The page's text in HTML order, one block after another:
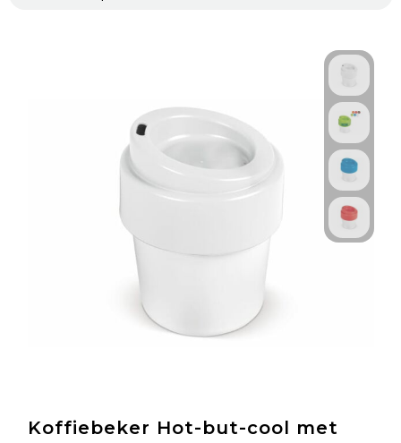
Pennen & Schrijfwaren
Tassen & Reizen
Gezondheid & Welzijn
Eten & Drinken
Koffiebeker Hot-but-cool met